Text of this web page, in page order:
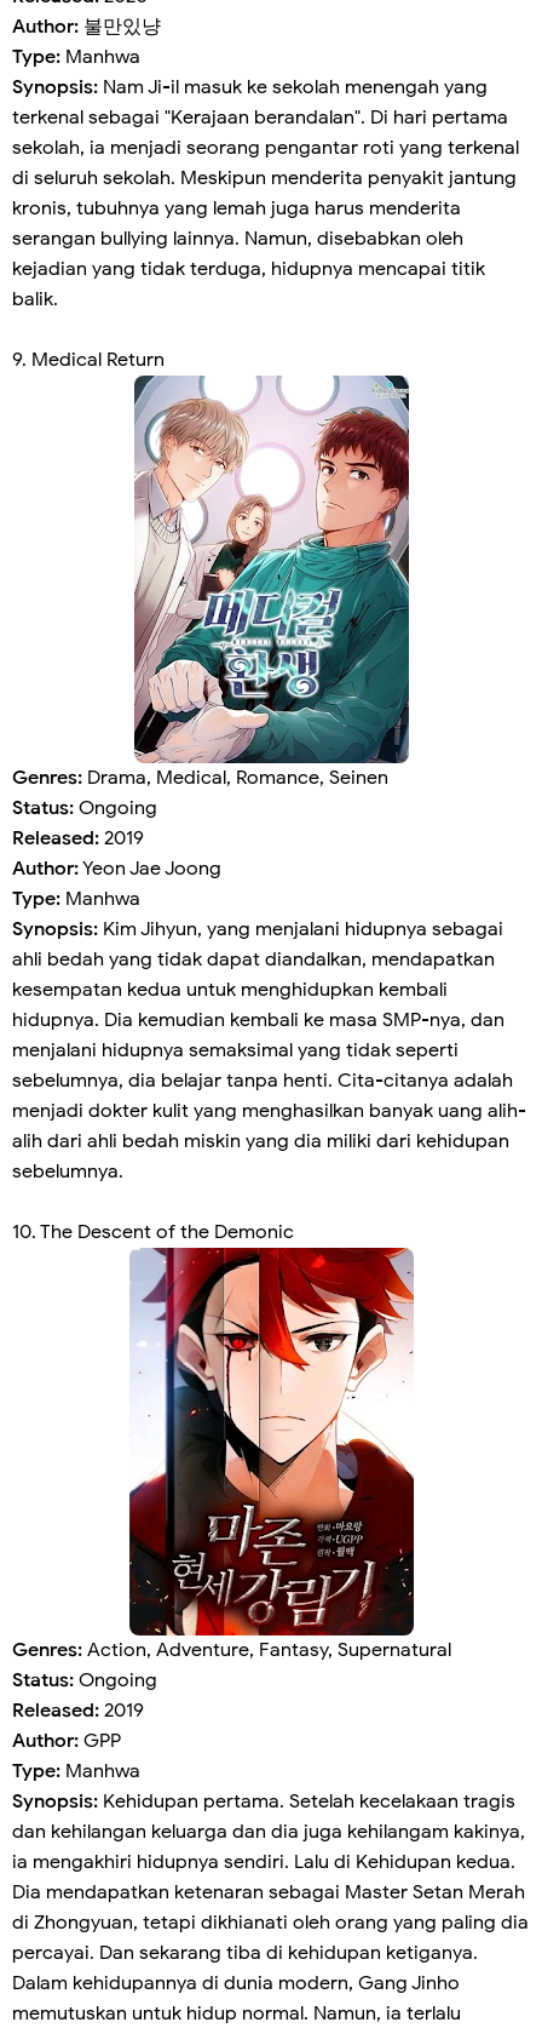
Author: 불만있냥
Type: Manhwa
Synopsis: Nam Ji-il masuk ke sekolah menengah yang
terkenal sebagai "Kerajaan berandalan". Di hari pertama
sekolah, ia menjadi seorang pengantar roti yang terkenal
di seluruh sekolah. Meskipun menderita penyakit jantung
kronis, tubuhnya yang lemah juga harus menderita
serangan bullying lainnya. Namun, disebabkan oleh
kejadian yang tidak terduga, hidupnya mencapai titik
balik.
9. Medical Return
Genres: Drama, Medical, Romance, Seinen
Status: Ongoing
Released: 2019
Author:Yeon Jae Joong
Type: Manhwa
Synopsis: Kim Jihyun, yang menjalani hidupnya sebagai
ahli bedah yang tidak dapat diandalkan, mendapatkan
kesempatan kedua untuk menghidupkan kembali
hidupnya. Dia kemudian kembali ke masa SMP-nya, dan
menjalani hidupnya semaksimal yang tidak seperti
sebelumnya, dia belajar tanpa henti. Cita-citanya adalah
menjadi dokter kulit yang menghasilkan banyak uang alih-
alih dari ahli bedah miskin yang dia miliki dari kehidupan
sebelumnya.
10. The Descent of the Demonic
Genres: Action, Adventure, Fantasy, Supernatural
Status: Ongoing
Released: 2019
Author: GPP
Type: Manhwa
Synopsis: Kehidupan pertama. Setelah kecelakaan tragis
dan kehilangan keluarga dan dia juga kehilangam kakinya,
ia mengakhiri hidupnya sendiri. Lalu di Kehidupan kedua.
Dia mendapatkan ketenaran sebagai Master Setan Merah
di Zhongyuan, tetapi dikhianati oleh orang yang paling dia
percayai. Dan sekarang tiba di kehidupan ketiganya.
Dalam kehidupannya di dunia modern, Gang Jinho
memutuskan untuk hidup normal. Namun, ia terlalu